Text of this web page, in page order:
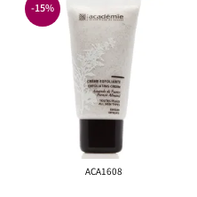
ACA1608
-15%